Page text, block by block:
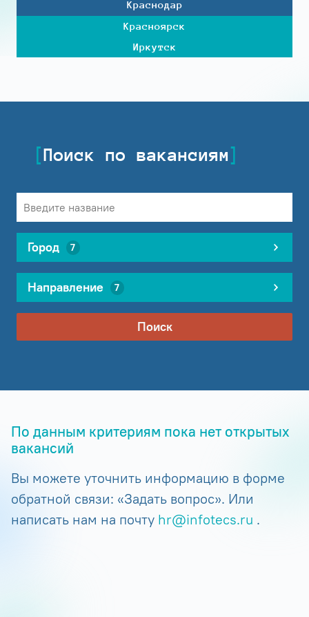
Краснодар
Красноярск
Иркутск
Поиск по вакансиям
Город 7
Направление 7
Поиск
По данным критериям пока нет открытых
вакансий
Вы можете уточнить информацию в форме
обратной связи: «Задать вопрос». Или
написать нам на почту hr@infotecs.ru .